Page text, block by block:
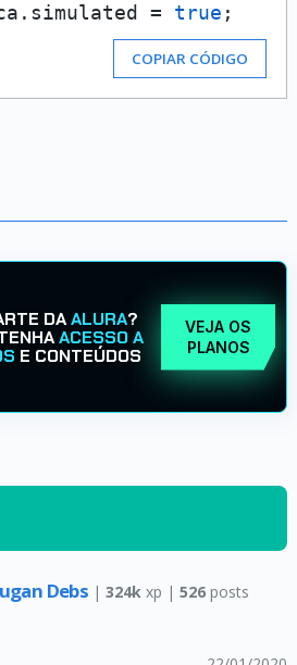
=
true ;
COPIAR CÓDIGO
DAALURA?
ACESSO A
E CONTEÚDOS
VEJA OS
PLANOS
Debs | 324k xp | 526posts